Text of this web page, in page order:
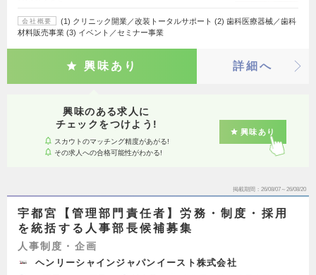
会社概要
(1) クリニック開業／改装トータルサポート (2) 歯科医療器械／歯科
材料販売事業 (3) イベント／セミナー事業
興味あり 詳細へ
興味のある求人に
チェックをつけよう!
スカウトのマッチング精度があがる!
その求人への合格可能性がわかる!
興味あり
掲載期間 26/08/07～26/08/20
宇都宮【管理部門責任者】労務・制度・採用
を統括する人事部長候補募集
人事制度・企画
ヘンリーシャインジャパンイースト株式会社